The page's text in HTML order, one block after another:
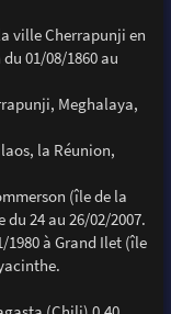
ville Cherrapunji en
01/08/1860 au
Meghalaya,
la Réunion,
(île de la
24 au 26/02/2007.
1980 à Grand Ilet (île